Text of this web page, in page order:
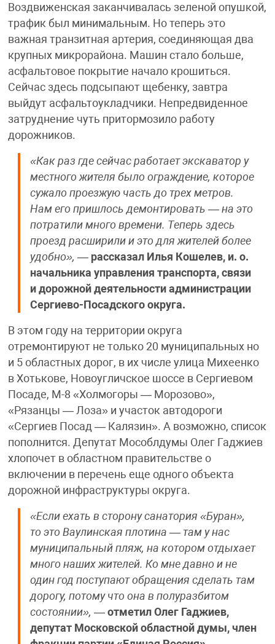
Воздвиженская заканчивалась зеленой опушкой,
трафик был минимальным. Но теперь это
важная транзитная артерия, соединяющая два
крупных микрорайона. Машин стало больше,
асфальтовое покрытие начало крошиться.
Сейчас здесь подсыпают щебенку, завтра
выйдут асфальтоукладчики. Непредвиденное
затруднение чуть притормозило работу
дорожников.
«Как раз где сейчас работает экскаватор у
местного жителя было ограждение, которое
сужало проезжую часть до трех метров.
Нам его пришлось демонтировать — на это
потратили много времени. Теперь здесь
проезд расширили и это для жителей более
удобно», — рассказал Илья Кошелев, и. о.
начальника управления транспорта, связи
и дорожной деятельности администрации
Сергиево-Посадского округа.
В этом году на территории округа
отремонтируют не только 20 муниципальных но
и 5 областных дорог, в их числе улица Михеенко
в Хотькове, Новоугличское шоссе в Сергиевом
Посаде, М-8 «Холмогоры — Морозово»,
«Рязанцы — Лоза» и участок автодороги
«Сергиев Посад — Калязин». А возможно, список
пополнится. Депутат Мособлдумы Олег Гаджиев
хлопочет в областном правительстве о
включении в перечень еще одного объекта
дорожной инфраструктуры округа.
«Если ехать в сторону санатория «Буран»,
то это Ваулинская плотина — там у нас
муниципальный пляж, на котором отдыхает
много наших жителей. Ко мне давно и не
один год поступают обращения сделать там
дорогу, потому что она в полуразбитом
состоянии», — отметил Олег Гаджиев,
депутат Московской областной думы, член